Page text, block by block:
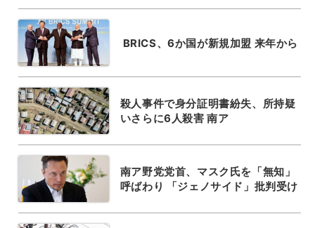
BRICS、6か国が新規加盟 来年から
殺人事件で身分証明書紛失、所持疑
いさらに6人殺害 南ア
南ア野党党首、マスク氏を「無知」
呼ばわり 「ジェノサイド」批判受け